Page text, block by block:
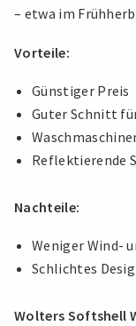
– etwa im
Vorteile:
Günstiger Preis
Guter Schnitt
Reflektierende
Nachteile:
Weniger Wind-
Schlichtes
Wolters Softshell